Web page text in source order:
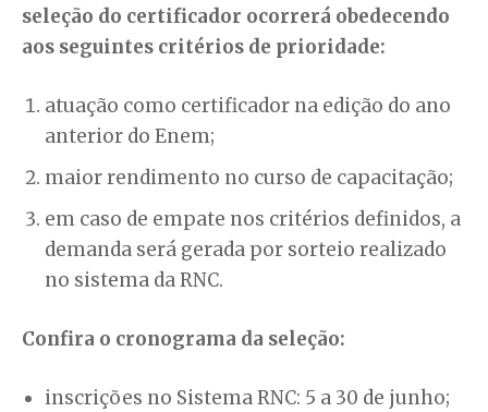
seleção do certificador ocorrerá obedecendo
aos seguintes critérios de prioridade:
atuação como certificador na edição do ano
anterior do Enem;
maior rendimento no curso de capacitação;
em caso de empate nos critérios definidos, a
demanda será gerada por sorteio realizado
no sistema da RNC.
Confira o cronograma da seleção:
inscrições no Sistema RNC: 5 a 30 de junho;